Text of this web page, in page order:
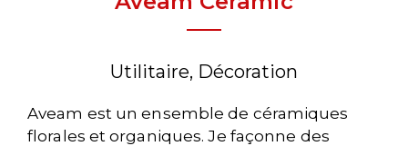
Utilitaire, Décoration
Aveam est un ensemble de céramiques
florales et organiques. Je façonne des